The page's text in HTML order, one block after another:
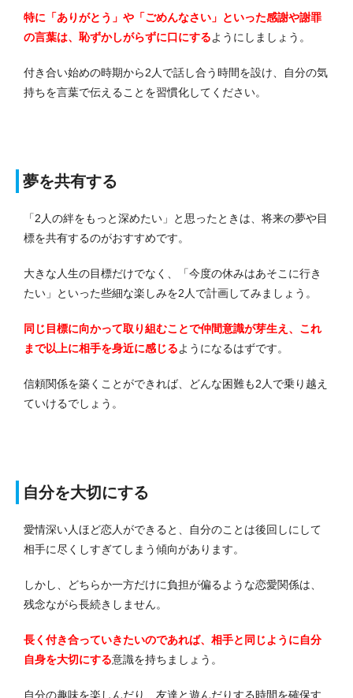
特に「ありがとう」や「ごめんなさい」といった感謝や謝罪
の言葉は、恥ずかしがらずに口にするようにしましょう。
付き合い始めの時期から2人で話し合う時間を設け、自分の気
持ちを言葉で伝えることを習慣化してください。
夢を共有する
「2人の絆をもっと深めたい」と思ったときは、将来の夢や目
標を共有するのがおすすめです。
大きな人生の目標だけでなく、「今度の休みはあそこに行き
たい」といった些細な楽しみを2人で計画してみましょう。
同じ目標に向かって取り組むことで仲間意識が芽生え、これ
まで以上に相手を身近に感じるようになるはずです。
信頼関係を築くことができれば、どんな困難も2人で乗り越え
ていけるでしょう。
自分を大切にする
愛情深い人ほど恋人ができると、自分のことは後回しにして
相手に尽くしすぎてしまう傾向があります。
しかし、どちらか一方だけに負担が偏るような恋愛関係は、
残念ながら長続きしません。
長く付き合っていきたいのであれば、相手と同じように自分
自身を大切にする意識を持ちましょう。
自分の趣味を楽しんだり、友達と遊んだりする時間を確保す